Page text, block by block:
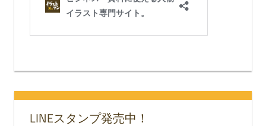
LINEスタンプ発売中！